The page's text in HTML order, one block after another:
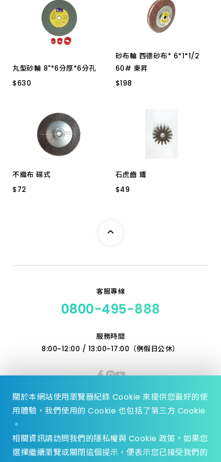
丸型砂輪 8"*6分厚*6分孔
$630
$630
砂布輪 西德砂布* 6*1*1/2
60# 東昇
$198
$198
不織布 碟式
$72
$72
石虎齒 鐵
$49
$49
客服專線
0800-495-888
服務時間
8:00~12:00 / 13:00~17:00（例假日公休）
© 2023 Zhen Yu Hardware., All Rights reserved.
關於本網站使用瀏覽器紀錄 Cookie 來提供您最好的使
用體驗，我們使用的 Cookie 也包括了第三方 Cookie
。
相關資訊請訪問我們的隱私權與 Cookie 政策。如果您
選擇繼續瀏覽或關閉這個提示，便表示您已接受我們的